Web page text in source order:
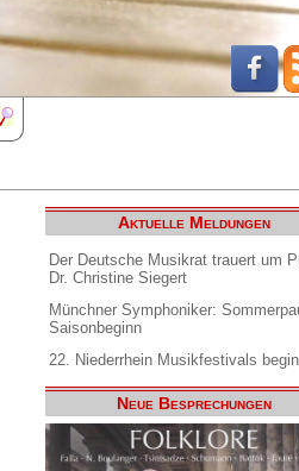
Aktuelle Meldungen
Der Deutsche Musikrat trauert um
Dr. Christine Siegert
Münchner Symphoniker:
Saisonbeginn
22. Niederrhein Musikfestivals
Neue Besprechungen